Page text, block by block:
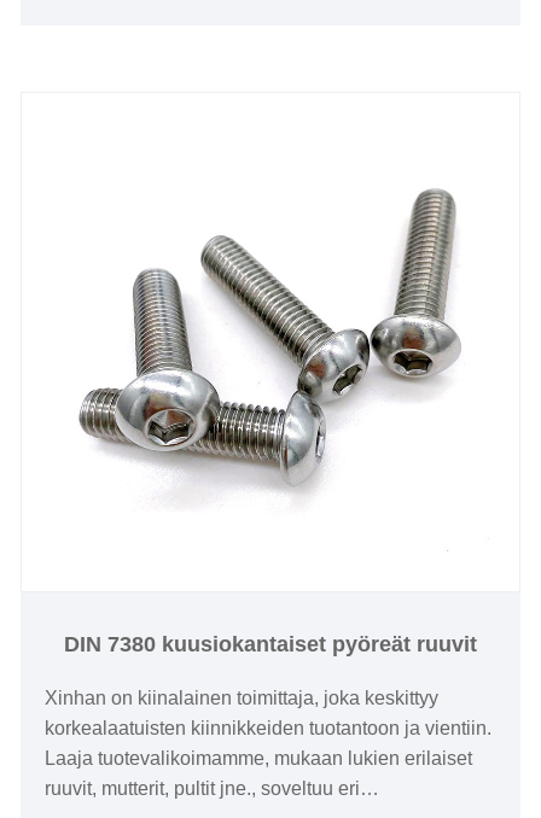
DIN 7380 kuusiokantaiset pyöreät ruuvit
Xinhan on kiinalainen toimittaja, joka keskittyy
korkealaatuisten kiinnikkeiden tuotantoon ja vientiin.
Laaja tuotevalikoimamme, mukaan lukien erilaiset
ruuvit, mutterit, pultit jne., soveltuu eri